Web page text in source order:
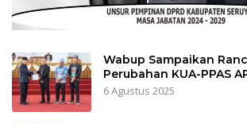
Wabup Sampaikan
Perubahan KUA-PPAS
6 Agustus 2025